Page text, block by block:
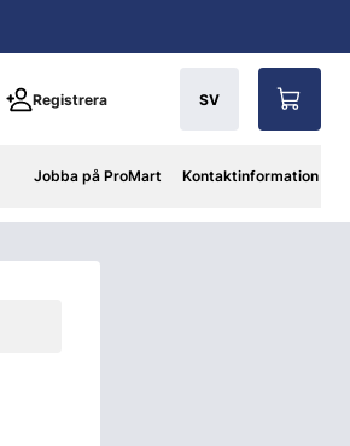
Registrera SV
Jobba på ProMart Kontaktinformation